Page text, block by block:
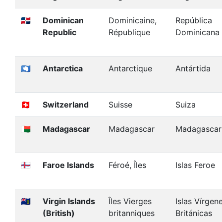
🇩🇴
Dominican
Republic
Dominicaine,
République
República
Dominicana
🇦🇶 Antarctica Antarctique Antártida
🇨🇭 Switzerland Suisse Suiza
🇲🇬 Madagascar Madagascar Madagascar
🇫🇴 Faroe Islands Féroé, Îles Islas Feroe
🇻🇬
Virgin Islands
(British)
Îles Vierges
britanniques
Islas
Británicas